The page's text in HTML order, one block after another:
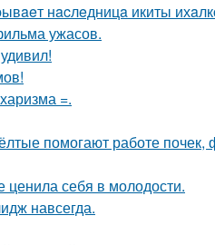
нacлeдницa икиты
ужасов.
=.
помогают работе
ценила себя в молодости.
навсегда.